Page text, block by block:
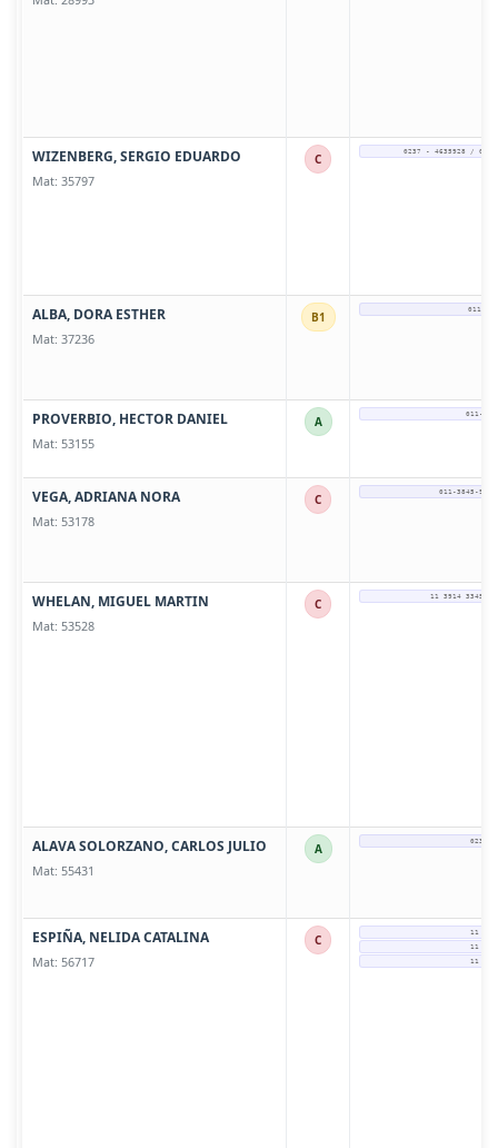
WIZENBERG, SERGIO EDUARDO
Mat: 35797
C 0237 - 4635928 / 011-
ALBA, DORA ESTHER
Mat: 37236
B1 011-
PROVERBIO, HECTOR DANIEL
Mat: 53155
A 011-
VEGA, ADRIANA NORA
Mat: 53178
C 011-3845-9097
WHELAN, MIGUEL MARTIN
Mat: 53528
C 11 3914 3345
ALAVA SOLORZANO, CARLOS JULIO
Mat: 55431
A 0237-
ESPIÑA, NELIDA CATALINA
Mat: 56717
C 11
11
11